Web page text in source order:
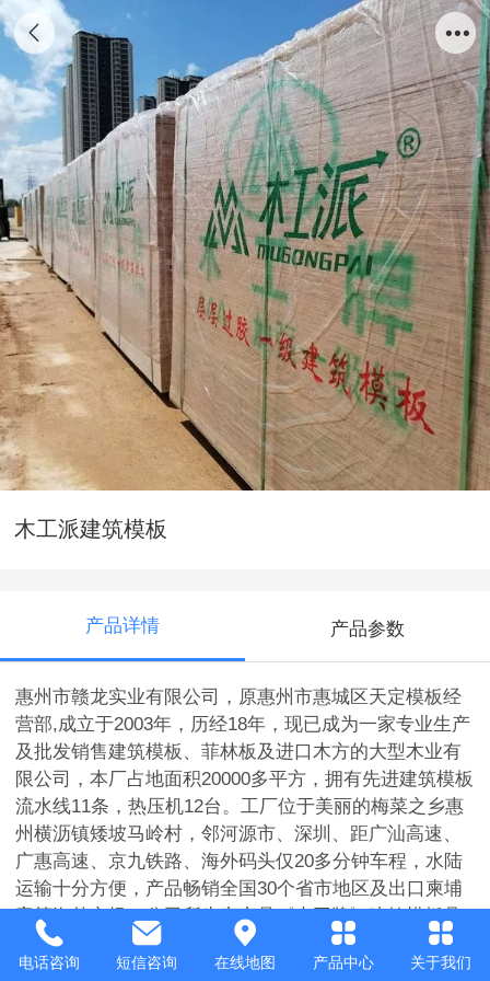
木工派建筑模板
产品详情 产品参数
惠州市赣龙实业有限公司，原惠州市惠城区天定模板经
营部,成立于2003年，历经18年，现已成为一家专业生产
及批发销售建筑模板、菲林板及进口木方的大型木业有
限公司，本厂占地面积20000多平方，拥有先进建筑模板
流水线11条，热压机12台。工厂位于美丽的梅菜之乡惠
州横沥镇矮坡马岭村，邻河源市、深圳、距广汕高速、
广惠高速、京九铁路、海外码头仅20多分钟车程，水陆
运输十分方便，产品畅销全国30个省市地区及出口柬埔
寨等海外市场，公司所生产产品《木工牌》建筑模板具
有防水性能好、不易变形、耐酸碱、使用方便、周转次
数多，质优价廉等特点，可降低施工成本和提高施工质
电话咨询 短信咨询 在线地图 产品中心 关于我们